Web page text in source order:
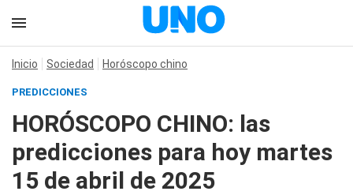
Inicio Sociedad Horóscopo chino
PREDICCIONES
HORÓSCOPO CHINO: las
predicciones para hoy martes
15 de abril de 2025